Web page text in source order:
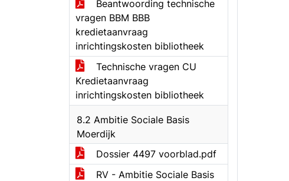
Beantwoording technische
vragen BBM BBB
kredietaanvraag
inrichtingskosten bibliotheek
Technische vragen CU
Kredietaanvraag
inrichtingskosten bibliotheek
8.2 Ambitie Sociale Basis
Moerdijk
Dossier 4497 voorblad.pdf
RV - Ambitie Sociale Basis